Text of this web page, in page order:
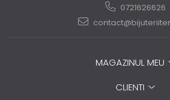
0721626626
MAGAZINUL MEU
CLIENTI